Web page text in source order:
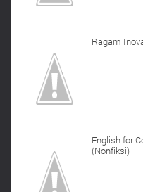
Ragam
English for
(Nonfiksi)